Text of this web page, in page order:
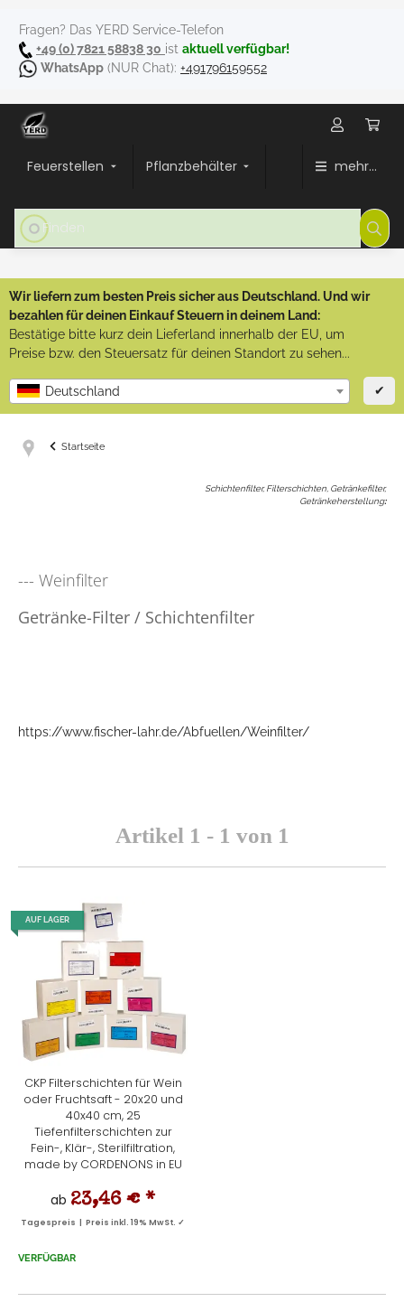
Fragen? Das YERD Service-Telefon
+49 (0) 7821 58838 30 ist aktuell verfügbar!
WhatsApp (NUR Chat): +491796159552
Feuerstellen Pflanzbehälter mehr...
Wir liefern zum besten Preis sicher aus Deutschland. Und wir
bezahlen für deinen Einkauf Steuern in deinem Land:
Bestätige bitte kurz dein Lieferland innerhalb der EU, um
Preise bzw. den Steuersatz für deinen Standort zu sehen...
Deutschland ✔
Startseite
Schichtenfilter, Filterschichten, Getränkefilter,
Getränkeherstellung:
--- Weinfilter
Getränke-Filter / Schichtenfilter
https://www.fischer-lahr.de/Abfuellen/Weinfilter/
Artikel 1 - 1 von 1
AUF LAGER
CKP Filterschichten für Wein
oder Fruchtsaft - 20x20 und
40x40 cm, 25
Tiefenfilterschichten zur
Fein-, Klär-, Sterilfiltration,
made by CORDENONS in EU
ab 23,46 € *
Tagespreis | Preis inkl. 19% MwSt. ✓
VERFÜGBAR